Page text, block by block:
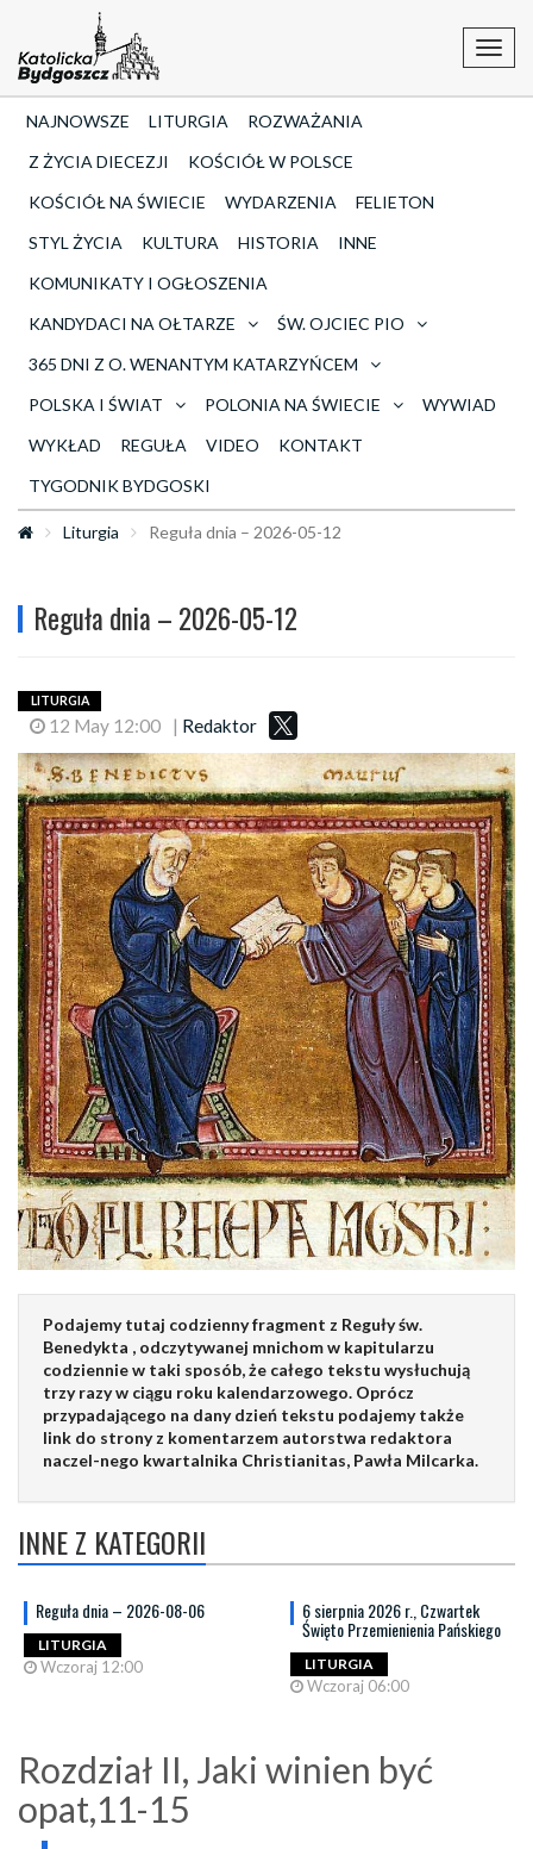
NAJNOWSZE LITURGIA
ROZWAŻANIA
Z ŻYCIA DIECEZJI
KOŚCIÓŁ W POLSCE
KOŚCIÓŁ NA ŚWIECIE
WYDARZENIA
FELIETON
STYL ŻYCIA
KULTURA HISTORIA
INNE
KOMUNIKATY I OGŁOSZENIA
KANDYDACI NA OŁTARZE
ŚW. OJCIEC PIO
365 DNI Z O. WENANTYM KATARZYŃCEM
POLSKA I ŚWIAT
POLONIA NA ŚWIECIE
WYWIAD
WYKŁAD
REGUŁA VIDEO
KONTAKT
TYGODNIK BYDGOSKI
Liturgia Reguła dnia – 2026-05-12
Reguła dnia – 2026-05-12
LITURGIA
12 May 12:00 | Redaktor
Podajemy tutaj codzienny fragment z Reguły św.
Benedykta , odczytywanej mnichom w kapitularzu
codziennie w taki sposób, że całego tekstu wysłuchują
trzy razy w ciągu roku kalendarzowego. Oprócz
przypadającego na dany dzień tekstu podajemy także
link do strony z komentarzem autorstwa redaktora
naczel-nego kwartalnika Christianitas, Pawła Milcarka.
INNE Z KATEGORII
Reguła dnia – 2026-08-06
LITURGIA
Wczoraj 12:00
6 sierpnia 2026 r., Czwartek
Święto Przemienienia Pańskiego
LITURGIA
Wczoraj 06:00
Rozdział II, Jaki winien być
opat,11-15